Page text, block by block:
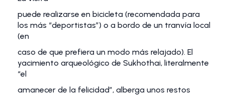
puede realizarse en bicicleta (recomendada para
los más “deportistas”) o a bordo de un tranvía local
(en
caso de que prefiera un modo más relajado). El
yacimiento arqueológico de Sukhothai, literalmente
“el
amanecer de la felicidad”, alberga unos restos